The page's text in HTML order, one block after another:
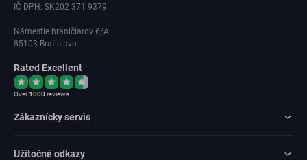
IČ DPH: SK202 371 9379
Námestie hraničiarov 6/A
85103 Bratislava
Rated Excellent
Over1000reviews
Zákaznícky servis
Užitočné odkazy